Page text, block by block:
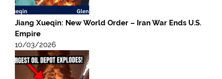
Jiang Xueqin: New World Order – Iran War Ends U.S.
Empire
10/03/2026